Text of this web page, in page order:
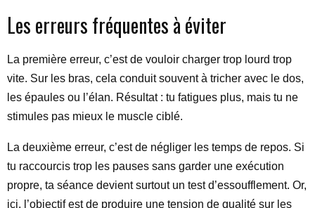
Les erreurs fréquentes à éviter
La première erreur, c’est de vouloir charger trop lourd trop
vite. Sur les bras, cela conduit souvent à tricher avec le dos,
les épaules ou l’élan. Résultat : tu fatigues plus, mais tu ne
stimules pas mieux le muscle ciblé.
La deuxième erreur, c’est de négliger les temps de repos. Si
tu raccourcis trop les pauses sans garder une exécution
propre, ta séance devient surtout un test d’essoufflement. Or,
ici, l’objectif est de produire une tension de qualité sur les